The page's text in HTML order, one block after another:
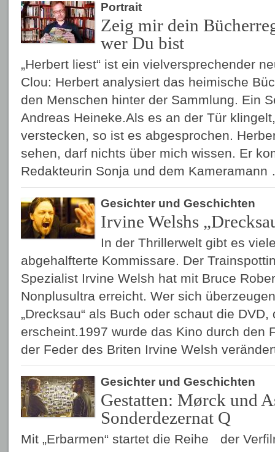
Portrait
Zeig mir dein
wer Du bist
„Herbert liest“ ist ein vielversprechender
Clou: Herbert analysiert das heimische
den Menschen hinter der Sammlung. Ein
Andreas Heineke.Als es an der Tür
verstecken, so ist es abgesprochen.
sehen, darf nichts über mich wissen. Er
Redakteurin Sonja und dem
Gesichter und Geschichten
Irvine Welshs
In der Thrillerwelt gibt es
abgehalfterte Kommissare. Der
Spezialist Irvine Welsh hat mit Bruce
Nonplusultra erreicht. Wer sich
„Drecksau“ als Buch oder schaut die
erscheint.1997 wurde das Kino durch den
der Feder des Briten Irvine Welsh
Gesichter und Geschichten
Gestatten: Mørck und
Sonderdezernat Q
Mit „Erbarmen“ startet die Reihe der